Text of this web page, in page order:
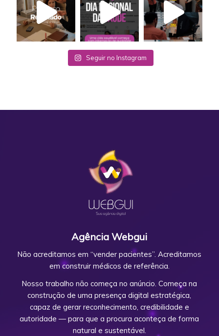
Seguir no Instagram
Agência Webgui
Não acreditamos em “vender pacientes”. Acreditamos
em construir médicos de referência.
Nosso trabalho não começa no anúncio. Começa na
construção de uma presença digital estratégica,
capaz de gerar reconhecimento, credibilidade e
autoridade — para que a procura aconteça de forma
natural e sustentável.